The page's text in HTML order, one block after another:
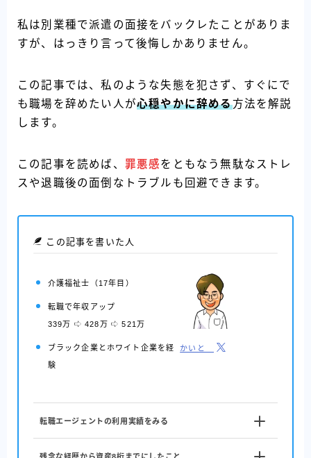
私は別業種で派遣の面接をバックレたことがありま
すが、はっきり言って後悔しかありません。
この記事では、私のような失態を犯さず、すぐにで
も職場を辞めたい人が心穏やかに辞める方法を解説
します。
この記事を読めば、 罪悪感をともなう無駄なストレ
スや退職後の面倒なトラブルも回避できます。
この記事を書いた人
介護福祉士 （17年目）
転職で年収アップ
339万 428万 521万
ブラック企業とホワイト企業を経
験
かいと
転職エージェントの利用実績をみる